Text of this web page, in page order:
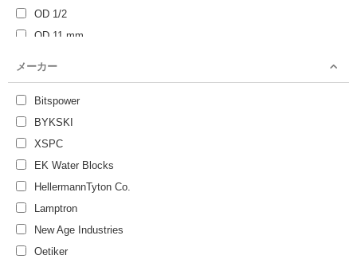
OD 1/2
OD 11 mm
OD 12.0 - 22.0 mm
OD 13.0 - 15.0 mm
OD 14 mm
OD 14.5 - 17.0 mm（OD 5/8）
OD 16 mm
OD 16.6 - 19.8 mm（OD 11/16）
OD 17.8 - 21.0 mm（OD 3/4）
OD 3/4
メーカー
Bitspower
BYKSKI
XSPC
EK Water Blocks
HellermannTyton Co.
Lamptron
New Age Industries
Oetiker